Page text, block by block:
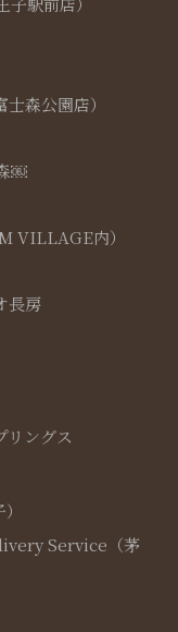
森公園店）
￼
VILLAGE内）
長房
ングス
Service（茅